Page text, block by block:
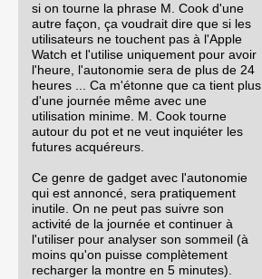
si on tourne la phrase M. Cook d'une
autre façon, ça voudrait dire que si les
utilisateurs ne touchent pas à l'Apple
Watch et l'utilise uniquement pour avoir
l'heure, l'autonomie sera de plus de 24
heures ... Ca m'étonne que ca tient plus
d'une journée même avec une
utilisation minime. M. Cook tourne
autour du pot et ne veut inquiéter les
futures acquéreurs.
Ce genre de gadget avec l'autonomie
qui est annoncé, sera pratiquement
inutile. On ne peut pas suivre son
activité de la journée et continuer à
l'utiliser pour analyser son sommeil (à
moins qu'on puisse complètement
recharger la montre en 5 minutes).